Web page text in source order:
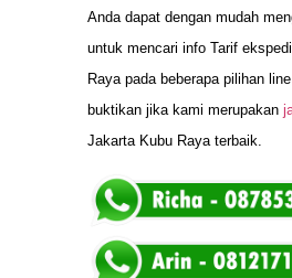
Anda dapat dengan mudah
untuk mencari info Tarif
Raya pada beberapa pilihan
buktikan jika kami merupakan
Jakarta Kubu Raya terbaik.